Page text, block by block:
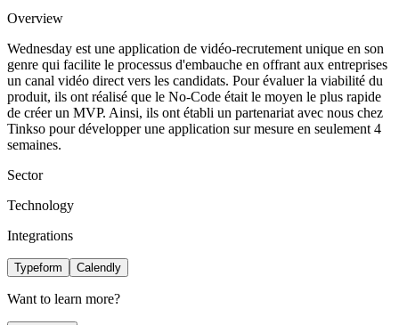
Overview
Wednesday est une application de vidéo-recrutement unique en son
genre qui facilite le processus d'embauche en offrant aux entreprises
un canal vidéo direct vers les candidats. Pour évaluer la viabilité du
produit, ils ont réalisé que le No-Code était le moyen le plus rapide
de créer un MVP. Ainsi, ils ont établi un partenariat avec nous chez
Tinkso pour développer une application sur mesure en seulement 4
semaines.
Sector
Technology
Integrations
Typeform Calendly
Want to learn more?